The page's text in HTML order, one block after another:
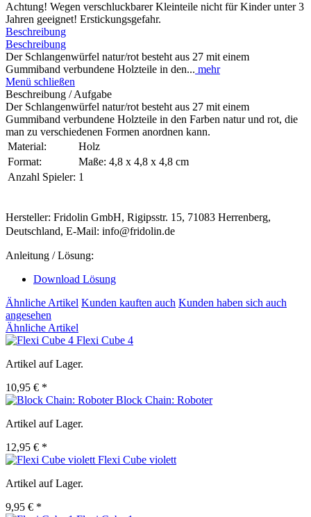
Achtung! Wegen verschluckbarer Kleinteile nicht für Kinder unter 3
Jahren geeignet! Erstickungsgefahr.
Beschreibung
Beschreibung
Der Schlangenwürfel natur/rot besteht aus 27 mit einem
Gummiband verbundene Holzteile in den... mehr
Menü schließen
Beschreibung / Aufgabe
Der Schlangenwürfel natur/rot besteht aus 27 mit einem
Gummiband verbundene Holzteile in den Farben natur und rot, die
man zu verschiedenen Formen anordnen kann.
Material:
Holz
Format:
Maße: 4,8 x 4,8 x 4,8 cm
Anzahl Spieler: 1
Hersteller: Fridolin GmbH, Rigipsstr. 15, 71083 Herrenberg,
Deutschland, E-Mail: info@fridolin.de
Anleitung / Lösung:
Download Lösung
Ähnliche Artikel Kunden kauften auch Kunden haben sich auch
angesehen
Ähnliche Artikel
Flexi Cube 4
Artikel auf Lager.
10,95 € *
Block Chain: Roboter
Artikel auf Lager.
12,95 € *
Flexi Cube violett
Artikel auf Lager.
9,95 € *